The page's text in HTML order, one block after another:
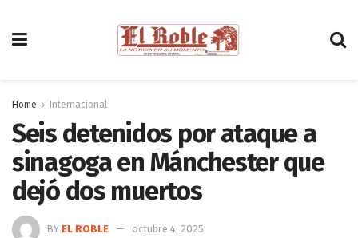
Home Internacional
Seis detenidos por ataque a
sinagoga en Mánchester que
dejó dos muertos
BY EL ROBLE octubre 4, 2025